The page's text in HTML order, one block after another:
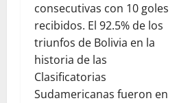
consecutivas con 10 goles
recibidos. El 92.5% de los
triunfos de Bolivia en la
historia de las
Clasificatorias
Sudamericanas fueron en